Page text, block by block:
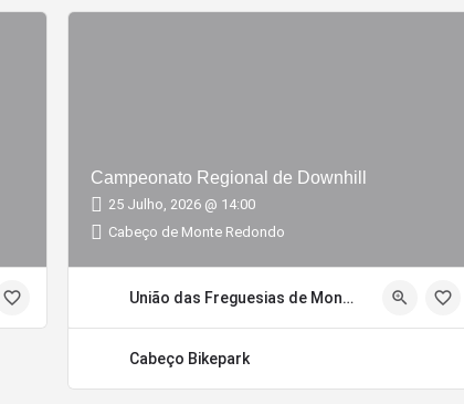
Campeonato Regional de Downhill
25 Julho, 2026 @ 14:00
Cabeço de Monte Redondo
União das Freguesias de Monte Redondo e Carreira
Cabeço Bikepark